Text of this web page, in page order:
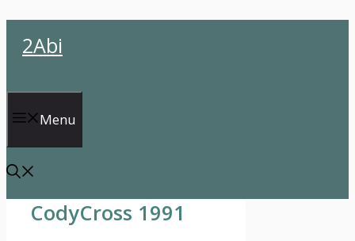
atla2Abi
Menu
CodyCross 1991